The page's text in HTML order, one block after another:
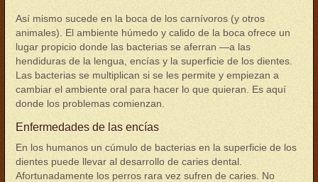
Así mismo sucede en la boca de los carnívoros (y otros
animales). El ambiente húmedo y calido de la boca ofrece un
lugar propicio donde las bacterias se aferran —a las
hendiduras de la lengua, encías y la superficie de los dientes.
Las bacterias se multiplican si se les permite y empiezan a
cambiar el ambiente oral para hacer lo que quieran. Es aquí
donde los problemas comienzan.
Enfermedades de las encías
En los humanos un cúmulo de bacterias en la superficie de los
dientes puede llevar al desarrollo de caries dental.
Afortunadamente los perros rara vez sufren de caries. No